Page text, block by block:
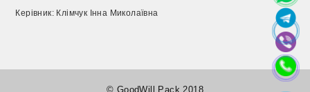
Керівник: Клімчук Інна Миколаївна
© GoodWill Pack 2018